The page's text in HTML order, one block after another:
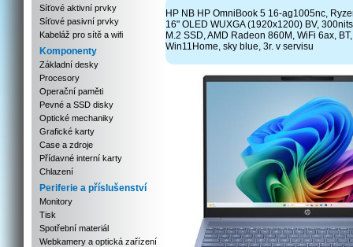
Síťové aktivní prvky
Síťové pasivní prvky
Kabeláž pro sítě a wifi
Komponenty
Základní desky
Procesory
Operační paměti
Pevné a SSD disky
Optické mechaniky
Grafické karty
Case a zdroje
Přídavné interní karty
Chlazení
Periferie a příslušenství
Monitory
Tisk
Spotřební materiál
Webkamery a optická zařízení
HP NB HP OmniBook 5 16-ag1005nc,
16" OLED WUXGA (1920x1200) BV,
M.2 SSD, AMD Radeon 860M, WiFi 6ax,
Win11Home, sky blue, 3r. v servisu